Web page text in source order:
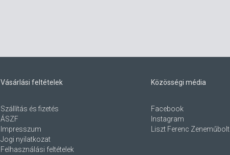
Vásárlási feltételek
Szállítás és fizetés
ÁSZF
Impresszum
Jogi nyilatkozat
Felhasználási feltételek
Közösségi média
Facebook
Instagram
Liszt Ferenc Zeneműbolt